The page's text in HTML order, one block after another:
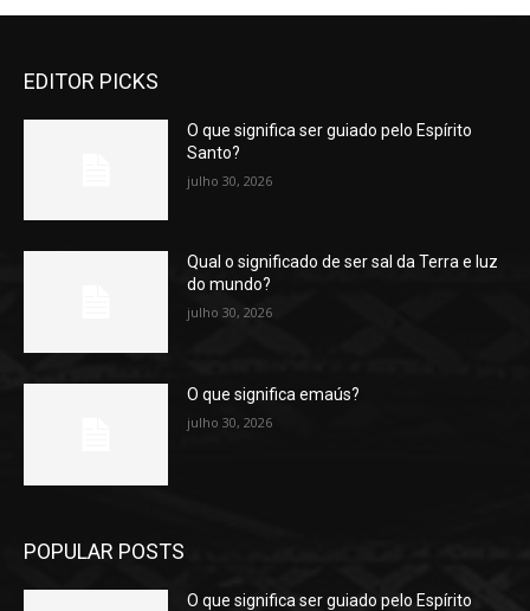
EDITOR PICKS
O que significa ser guiado pelo Espírito
Santo?
julho 30, 2026
Qual o significado de ser sal da Terra e luz
do mundo?
julho 30, 2026
O que significa emaús?
julho 30, 2026
POPULAR POSTS
O que significa ser guiado pelo Espírito